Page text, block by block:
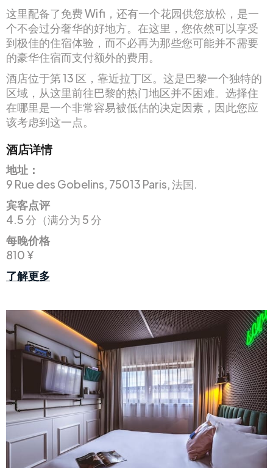
这里配备了免费 Wifi，还有一个花园供您放松，是一
个不会过分奢华的好地方。在这里，您依然可以享受
到极佳的住宿体验，而不必再为那些您可能并不需要
的豪华住宿而支付额外的费用。
酒店位于第 13 区，靠近拉丁区。这是巴黎一个独特的
区域，从这里前往巴黎的热门地区并不困难。选择住
在哪里是一个非常容易被低估的决定因素，因此您应
该考虑到这一点。
酒店详情
地址：
9 Rue des Gobelins, 75013 Paris, 法国.
宾客点评
4.5 分（满分为 5 分
每晚价格
810 ¥
了解更多